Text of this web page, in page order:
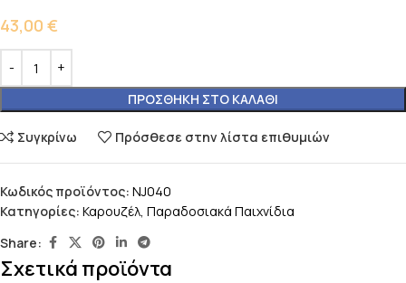
43,00 €
ΠΡΟΣΘΉΚΗ ΣΤΟ ΚΑΛΆΘΙ
Συγκρίνω Πρόσθεσε στην λίστα επιθυμιών
Κωδικός προϊόντος: NJ040
Κατηγορίες: Καρουζέλ, Παραδοσιακά Παιχνίδια
Share:
Σχετικά προϊόντα